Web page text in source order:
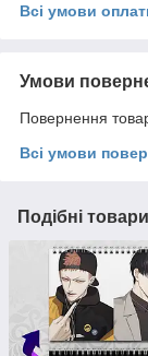
Всі умови
Умови
Повернення
Всі умови
Подібні